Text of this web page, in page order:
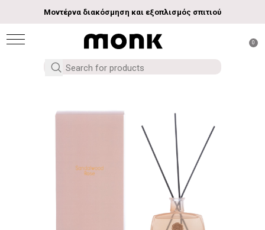
Μοντέρνα διακόσμηση και εξοπλισμός σπιτιού
0